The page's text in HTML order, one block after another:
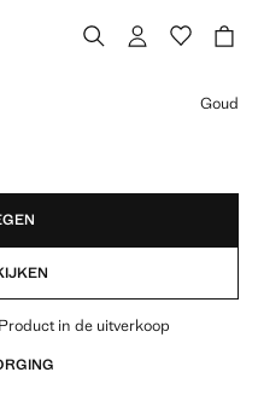
]
Goud
in de uitverkoop